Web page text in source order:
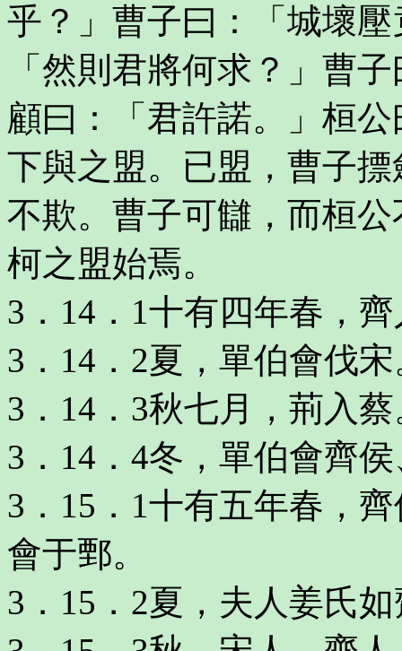
乎？」曹子曰：「城壞
「然則君將何求？」曹
顧曰：「君許諾。」桓
下與之盟。已盟，曹子
不欺。曹子可讎，而桓
柯之盟始焉。
3．14．1十有四年春，
3．14．2夏，單伯會伐
3．14．3秋七月，荊入
3．14．4冬，單伯會齊
3．15．1十有五年春，
會于鄄。
3．15．2夏，夫人姜氏